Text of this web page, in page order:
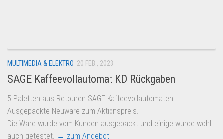
Amazon
Kostenlos verkaufen
Anmelden
MULTIMEDIA & ELEKTRO 20 FEB., 2023
SAGE Kaffeevollautomat KD Rückgaben
5 Paletten aus Retouren SAGE Kaffeevollautomaten.
Ausgepackte Neuware zum Aktionspreis.
Die Ware wurde vom Kunden ausgepackt und einige wurde wohl
auch getestet. → zum Angebot